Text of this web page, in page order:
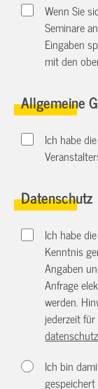
Wenn Sie
Seminare
Eingaben
mit den
Allgemeine
Ich habe
Datenschutz
Ich habe
Kenntnis
Angaben
Anfrage
werden.
jederzeit
Ich bin